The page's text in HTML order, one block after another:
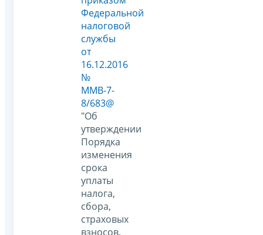
Федеральной
налоговой
службы
от
16.12.2016
№
ММВ-7-
8/683@
"Об
утверждении
Порядка
изменения
срока
уплаты
налога,
сбора,
страховых
взносов,